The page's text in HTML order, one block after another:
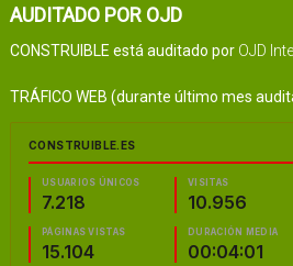
AUDITADO POR OJD
CONSTRUIBLE está auditado por OJD
TRÁFICO WEB (durante último mes